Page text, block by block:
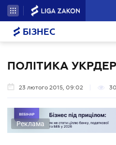
БІЗНЕС
ПОЛІТИКА
23 лютого 2015, 09:02
Реклама